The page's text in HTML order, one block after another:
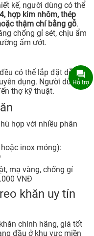
kế, người dùng có thể
hợp kim nhôm, thép
thậm chí bằng gỗ.
chống gỉ sét, chịu ẩm
ẩm ướt.
có thể lắp đặt dễ
dụng. Người dùng
thợ kỹ thuật.
hợp với nhiều phân
inox mỏng):
mạ vàng, chống gỉ
VNĐ
khăn uy tín
chính hãng, giá tốt
đầu ở khu vực miền
Hỗ trợ